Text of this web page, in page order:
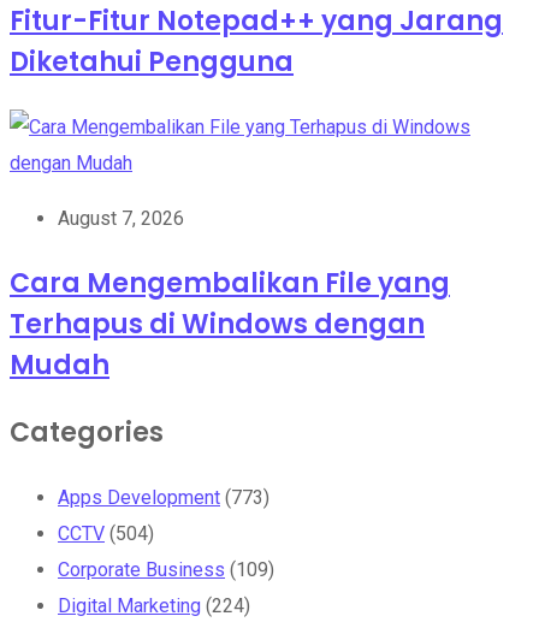
Fitur-Fitur Notepad++ yang Jarang
Diketahui Pengguna
August 7, 2026
Cara Mengembalikan File yang
Terhapus di Windows dengan
Mudah
Categories
Apps Development (773)
CCTV (504)
Corporate Business (109)
Digital Marketing (224)